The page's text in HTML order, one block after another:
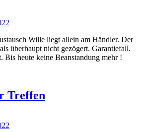
Wille liegt allein am Händler. Der
überhaupt nicht gezögert. Garantiefall.
Bis heute keine Beanstandung mehr !
Treffen